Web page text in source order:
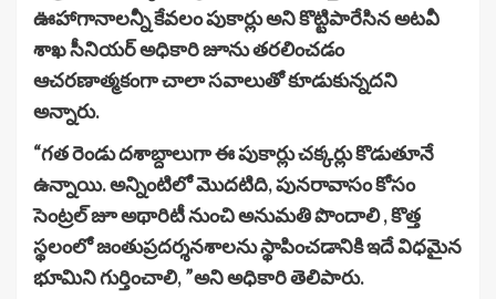
ఊహాగానాలన్నీ కేవలం పుకార్లు అని కొట్టిపారేసిన అటవీ
శాఖ సీనియర్ అధికారి జూను తరలించడం
ఆచరణాత్మకంగా చాలా సవాలుతో కూడుకున్నదని
అన్నారు.
“గత రెండు దశాబ్దాలుగా ఈ పుకార్లు చక్కర్లు కొడుతూనే
ఉన్నాయి. అన్నింటిలో మొదటిది, పునరావాసం కోసం
సెంట్రల్ జూ అథారిటీ నుంచి అనుమతి పొందాలి , కొత్త
స్థలంలో జంతుప్రదర్శనశాలను స్థాపించడానికి ఇదే విధమైన
భూమిని గుర్తించాలి, ”అని అధికారి తెలిపారు.